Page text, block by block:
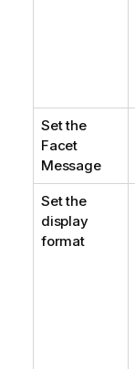
Set the
Facet
Message
Set the
display
format